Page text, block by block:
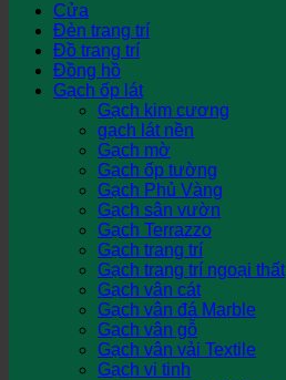
Cửa
Đèn trang trí
Đồ trang trí
Đồng hồ
Gạch ốp lát
Gạch kim cương
gạch lát nền
Gạch mờ
Gạch ốp tường
Gạch Phủ Vàng
Gạch sân vườn
Gạch Terrazzo
Gạch trang trí
Gạch trang trí ngoại thất
Gạch vân cát
Gạch vân đá Marble
Gạch vân gỗ
Gạch vân vải Textile
Gạch vi tinh